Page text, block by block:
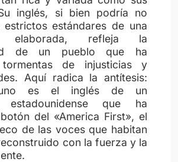
inglés, si bien podría no
estrictos estándares de una
elaborada, refleja la
de un pueblo que ha
tormentas de injusticias y
Aquí radica la antítesis:
uno es el inglés de un
estadounidense que ha
del «America First», el
de las voces que habitan
con la fuerza y la